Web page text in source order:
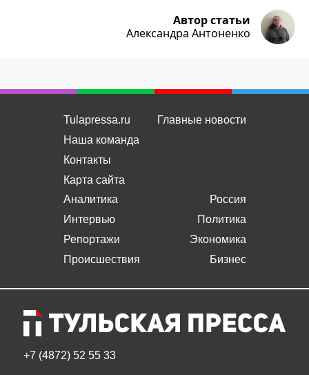
Автор статьи
Александра Антоненко
Tulapressa.ru
Наша команда
Контакты
Карта сайта
Главные новости
Аналитика
Интервью
Репортажи
Происшествия
Россия
Политика
Экономика
Бизнес
+7 (4872) 52 55 33